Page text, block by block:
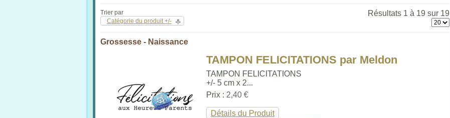
Trier par
Catégorie du produit +/-
Résultats 1 à 19 sur 19
Grossesse - Naissance
TAMPON FELICITATIONS par Meldon
TAMPON FELICITATIONS
+/- 5 cm x 2...
Prix : 2,40 €
Détails du Produit